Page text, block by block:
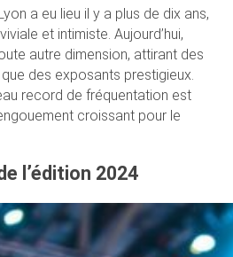
a eu lieu il y a plus de dix ans,
et intimiste. Aujourd’hui,
autre dimension, attirant des
des exposants prestigieux.
record de fréquentation est
croissant pour le
l’édition 2024